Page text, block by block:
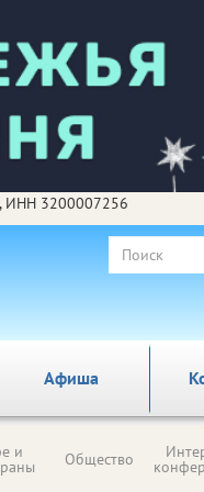
ИНН 3200007256
Афиша
и Общество